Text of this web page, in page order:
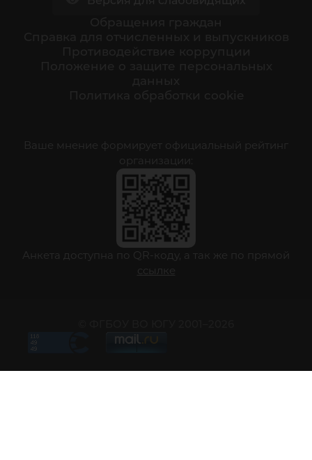
Ваше мнение формирует официальный рейтинг
организации:
Анкета доступна по QR-коду, а так же по прямой
ссылке